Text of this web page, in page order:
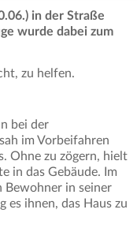
in der Straße
wurde dabei zum
zu helfen.
bei der
im Vorbeifahren
Ohne zu zögern, hielt
in das Gebäude. Im
Bewohner in seiner
es ihnen, das Haus zu